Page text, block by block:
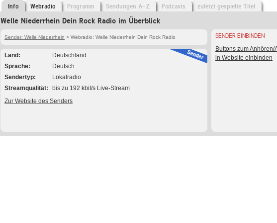
Info Webradio Programm Sendungen A-Z Podcasts zuletzt gespielte Titel
Welle Niederrhein Dein Rock Radio im Überblick
Sender: Welle Niederrhein > Webradio: Welle Niederrhein Dein Rock Radio
Land
Deutschland
Sprache
Deutsch
Sendertyp
Lokalradio
Streamqualität
bis zu 192 kbit/s Live-Stream
Zur Website des Senders
SENDER EINBINDEN
Buttons zum Anhören/
in Website einbinden